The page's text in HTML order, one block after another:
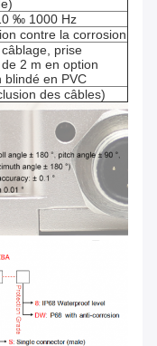
‰ 1000 Hz
contre la corrosion
prise
2 m en option
blindé en PVC
des câbles)